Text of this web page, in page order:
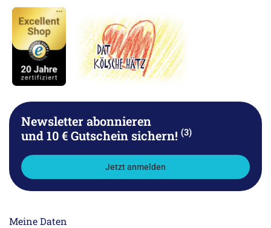
Newsletter abonnieren
und 10 € Gutschein sichern! (3)
Jetzt anmelden
Meine Daten